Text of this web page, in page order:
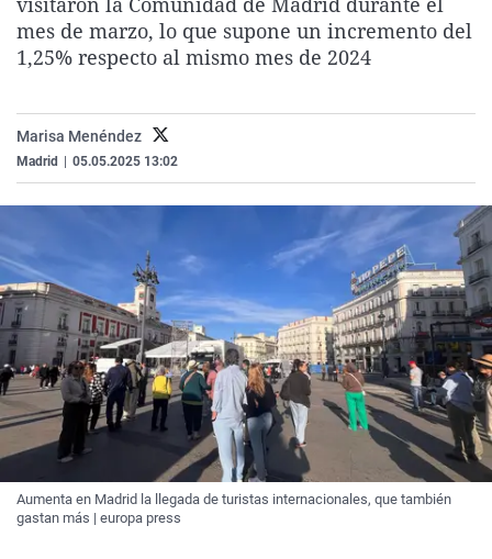
La rosa de los vientos
Gente viajera
Caso
Retornados
Extremadura
Galicia
Virales
Televisión
mes de marzo, lo que supone un incremento del
1,25% respecto al mismo mes de 2024
Marisa Menéndez
Madrid 05.05.2025 13:02
Aumenta en Madrid la llegada de turistas internacionales, que también
gastan más | europa press